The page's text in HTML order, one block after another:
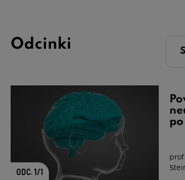
Odcinki
ODC. 1/1